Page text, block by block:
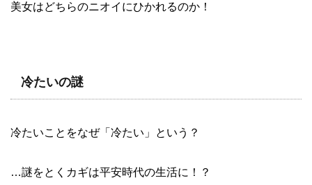
美女はどちらのニオイにひかれるのか！
冷たいの謎
冷たいことをなぜ「冷たい」という？
…謎をとくカギは平安時代の生活に！？